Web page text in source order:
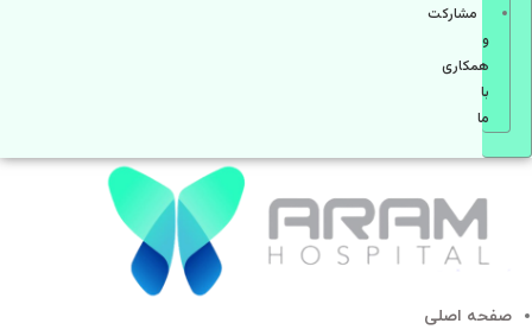
مشاركت
و
همكاری
با
ما
صفحه اصلی